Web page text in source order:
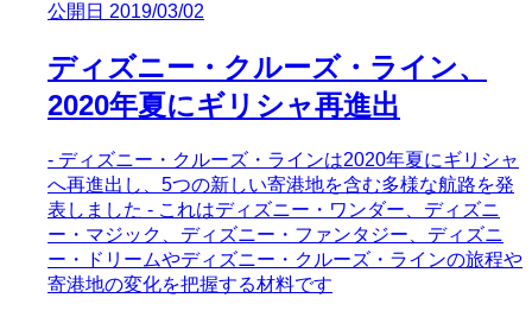
公開日 2019/03/02
ディズニー・クルーズ・ライン、
2020年夏にギリシャ再進出
- ディズニー・クルーズ・ラインは2020年夏にギリシャ
へ再進出し、5つの新しい寄港地を含む多様な航路を発
表しました - これはディズニー・ワンダー、ディズニ
ー・マジック、ディズニー・ファンタジー、ディズニ
ー・ドリームやディズニー・クルーズ・ラインの旅程や
寄港地の変化を把握する材料です